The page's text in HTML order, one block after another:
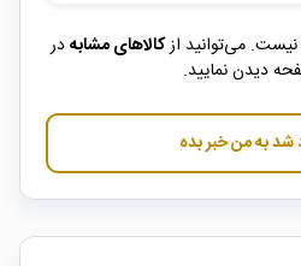
نیست. می‌توانید ازکالاهای مشابهدر
دیدن نمایید.
شد به من خبر بده